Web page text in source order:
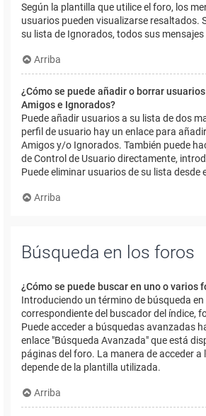
Según la plantilla que utilice el foro, los
usuarios pueden visualizarse resaltados.
su lista de Ignorados, todos sus
Arriba
¿Cómo se puede añadir o borrar
Amigos e Ignorados?
Puede añadir usuarios a su lista de dos
perfil de usuario hay un enlace para
Amigos y/o Ignorados. También puede
de Control de Usuario directamente,
Puede eliminar usuarios de su lista desde
Arriba
Búsqueda en los foros
¿Cómo se puede buscar en uno o varios
Introduciendo un término de búsqueda en
correspondiente del buscador del índice,
Puede acceder a búsquedas avanzadas
enlace "Búsqueda Avanzada" que está
páginas del foro. La manera de acceder a
depende de la plantilla utilizada.
Arriba